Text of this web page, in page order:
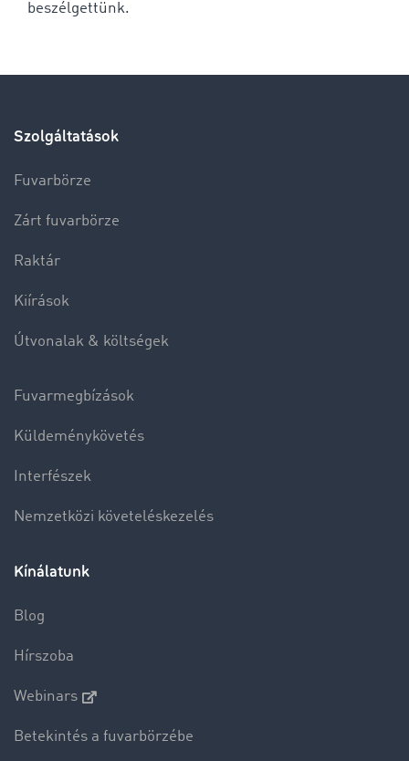
beszélgettünk.
Szolgáltatások
Fuvarbörze
Zárt fuvarbörze
Raktár
Kiírások
Útvonalak & költségek
Fuvarmegbízások
Küldeménykövetés
Interfészek
Nemzetközi követeléskezelés
Kínálatunk
Blog
Hírszoba
Webinars
Betekintés a fuvarbörzébe